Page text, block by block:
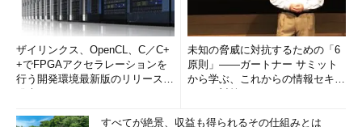
ザイリンクス、OpenCL、C／C+
+でFPGAアクセラレーションを
行う開発環境最新版のリリースを
未知の脅威に対抗するための「6
原則」――ガートナー サミット
から学ぶ、これからの情報セキュ
すべてが絶景、収益も得られるその仕組みとは